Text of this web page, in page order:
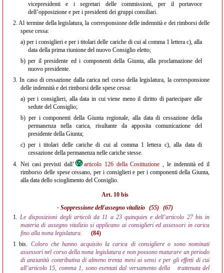
vicepresidenti e i segretari delle commissioni, per il portavoce
dell’opposizione e per i presidenti dei gruppi consiliari.
2. Al termine della legislatura, la corresponsione delle indennità e dei rimborsi delle
spese cessa:
a) per i consiglieri e per i titolari delle cariche di cui al comma 1 lettera c), alla
data della prima riunione del nuovo Consiglio eletto;
b) per il presidente ed i componenti della Giunta, alla proclamazione del
nuovo presidente.
3. In caso di cessazione dalla carica nel corso della legislatura, la corresponsione
delle indennità e dei rimborsi delle spese cessa:
a) per i consiglieri, alla data in cui viene meno il diritto di partecipare alle
sedute del Consiglio;
b) per i componenti della Giunta regionale, alla data di cessazione della
permanenza nella carica, risultante da apposita comunicazione del
presidente della Giunta;
c) per i titolari delle cariche di cui al comma 1 lettera c), alla data di
cessazione della permanenza nelle cariche stesse.
4. Nei casi previsti dall’ articolo 126 della Costituzione , le indennità ed il
rimborso delle spese cessano, per i consiglieri e per i componenti della Giunta,
alla data dello scioglimento del Consiglio.
Art. 10 bis
- Soppressione dell'assegno vitalizio (55) (67)
1.Le disposizioni degli articoli da 11 a 23 quinquies e dell’articolo 27 bis in
materia di assegno vitalizio si applicano ai consiglieri ed assessori in carica
fino alla nona legislatura.
(84)
1 bis. Coloro che hanno acquisito la carica di consigliere o sono nominati
assessori nel corso della nona legislatura e non possono maturare un periodo
di anzianità contributiva di almeno trenta mesi ai sensi e per gli effetti di cui
all’articolo 15, comma 1, sono esentati dal versamento della
trattenuta del